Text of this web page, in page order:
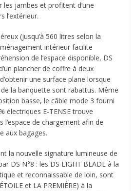
les jambes et profitent d’une
l’extérieur.
(jusqu’à 560 litres selon la
intérieur facilite
de l’espace disponible, DS
plancher de coffre à deux
une surface plane lorsque
la banquette sont rabattus. Même
basse, le câble mode 3 fourni
électriques E-TENSE trouve
l’espace de chargement afin de
aux bagages.
la nouvelle signature lumineuse de
DS N°8 : les DS LIGHT BLADE à la
et reconnaissable de loin, sont
et LA PREMIÈRE) à la